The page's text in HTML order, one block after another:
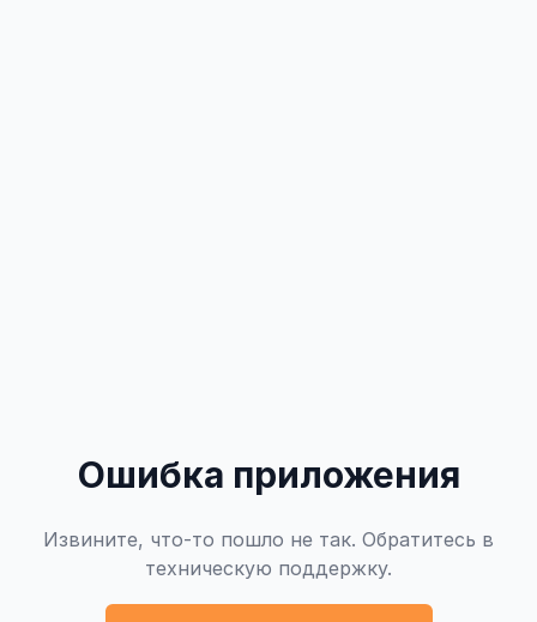
Ошибка приложения
Извините, что-то пошло не так. Обратитесь в
техническую поддержку.